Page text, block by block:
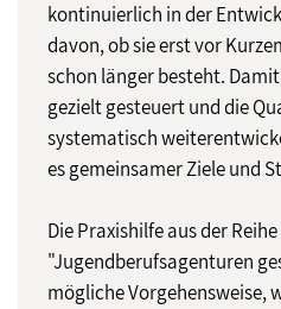
kontinuierlich in der
davon, ob sie erst vor
schon länger besteht.
gezielt gesteuert und die
systematisch
es gemeinsamer Ziele und
Die Praxishilfe aus der Reihe
"Jugendberufsagenturen
mögliche Vorgehensweise,